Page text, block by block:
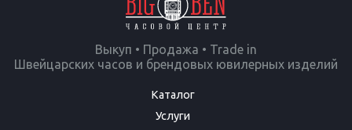
Выкуп • Продажа • Trade in
Швейцарских часов и брендовых ювилерных изделий
Каталог
Услуги